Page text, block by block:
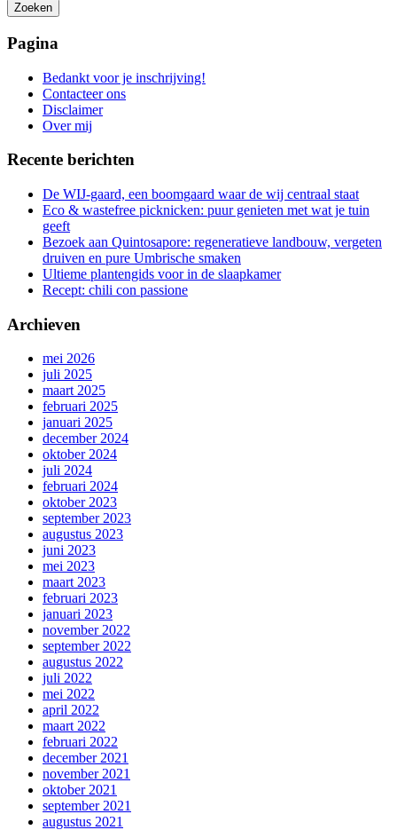
Zoeken
zoeken
Pagina
Bedankt voor je inschrijving!
Contacteer ons
Disclaimer
Over mij
Recente berichten
De WIJ-gaard, een boomgaard waar de wij centraal staat
Eco & wastefree picknicken: puur genieten met wat je tuin
geeft
Bezoek aan Quintosapore: regeneratieve landbouw, vergeten
druiven en pure Umbrische smaken
Ultieme plantengids voor in de slaapkamer
Recept: chili con passione
Archieven
mei 2026
juli 2025
maart 2025
februari 2025
januari 2025
december 2024
oktober 2024
juli 2024
februari 2024
oktober 2023
september 2023
augustus 2023
juni 2023
mei 2023
maart 2023
februari 2023
januari 2023
november 2022
september 2022
augustus 2022
juli 2022
mei 2022
april 2022
maart 2022
februari 2022
december 2021
november 2021
oktober 2021
september 2021
augustus 2021